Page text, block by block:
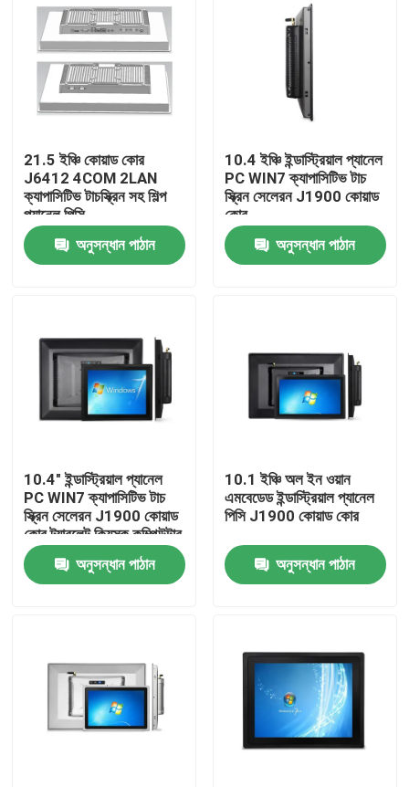
বাড়ি
আমাদের সম্পর্কে
মান নিয়ন্ত্রণ
আমাদের সাথে যোগাযোগ করুন
ইন্ডাস্ট্রিয়াল মিনি পিসি
শিল্প প্যানেল পিসি
21.5 ইঞ্চি কোয়াড কোর
J6412 4COM 2LAN
ক্যাপাসিটিভ টাচস্ক্রিন সহ শিল্প
প্যানেল পিসি
অনুসন্ধান পাঠান
10.4 ইঞ্চি ইন্ডাস্ট্রিয়াল প্যানেল
PC WIN7 ক্যাপাসিটিভ টাচ
স্ক্রিন সেলেরন J1900 কোয়াড
কোর
অনুসন্ধান পাঠান
10.4" ইন্ডাস্ট্রিয়াল প্যানেল
PC WIN7 ক্যাপাসিটিভ টাচ
স্ক্রিন সেলেরন J1900 কোয়াড
কোর ট্যাবলেট কিয়স্ক কম্পিউটার
অনুসন্ধান পাঠান
10.1 ইঞ্চি অল ইন ওয়ান
এমবেডেড ইন্ডাস্ট্রিয়াল প্যানেল
পিসি J1900 কোয়াড কোর
অনুসন্ধান পাঠান